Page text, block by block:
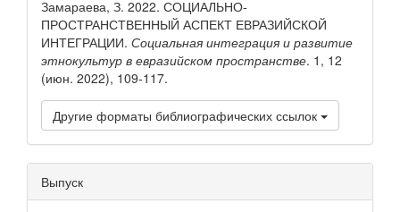
Замараева, З. 2022. СОЦИАЛЬНО-
ПРОСТРАНСТВЕННЫЙ АСПЕКТ ЕВРАЗИЙСКОЙ
ИНТЕГРАЦИИ. Социальная интеграция и развитие
этнокультур в евразийском пространстве. 1, 12
(июн. 2022), 109-117.
Другие форматы библиографических ссылок
Выпуск